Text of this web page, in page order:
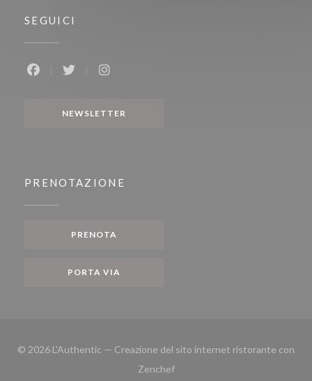
SEGUICI
NEWSLETTER
PRENOTAZIONE
PRENOTA
PORTA VIA
© 2026 L'Authentic — Creazione del sito internet ristorante con
Zenchef((apre una nuova finestra))